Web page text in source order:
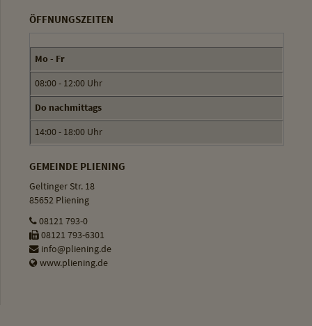
ÖFFNUNGSZEITEN
Mo - Fr
08:00 - 12:00 Uhr
Do nachmittags
14:00 - 18:00 Uhr
GEMEINDE PLIENING
Geltinger Str. 18
85652 Pliening
08121 793-0
08121 793-6301
info@pliening.de
www.pliening.de